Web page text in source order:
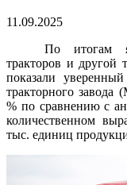
11.09.2025
По итогам
тракторов и другой
показали
тракторного завода
% по сравнению с
количественном
тыс. единиц